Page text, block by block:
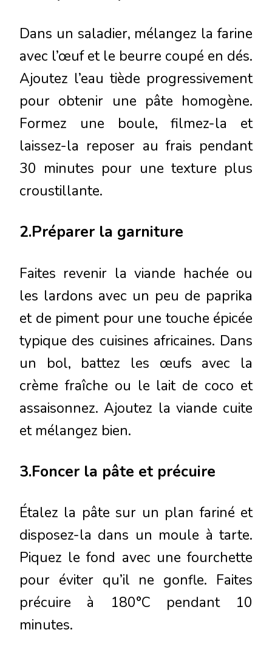
Dans un saladier, mélangez la farine
avec l’œuf et le beurre coupé en dés.
Ajoutez l’eau tiède progressivement
pour obtenir une pâte homogène.
Formez une boule, filmez-la et
laissez-la reposer au frais pendant
30 minutes pour une texture plus
croustillante.
2.Préparer la garniture
Faites revenir la viande hachée ou
les lardons avec un peu de paprika
et de piment pour une touche épicée
typique des cuisines africaines. Dans
un bol, battez les œufs avec la
crème fraîche ou le lait de coco et
assaisonnez. Ajoutez la viande cuite
et mélangez bien.
3.Foncer la pâte et précuire
Étalez la pâte sur un plan fariné et
disposez-la dans un moule à tarte.
Piquez le fond avec une fourchette
pour éviter qu’il ne gonfle. Faites
précuire à 180°C pendant 10
minutes.